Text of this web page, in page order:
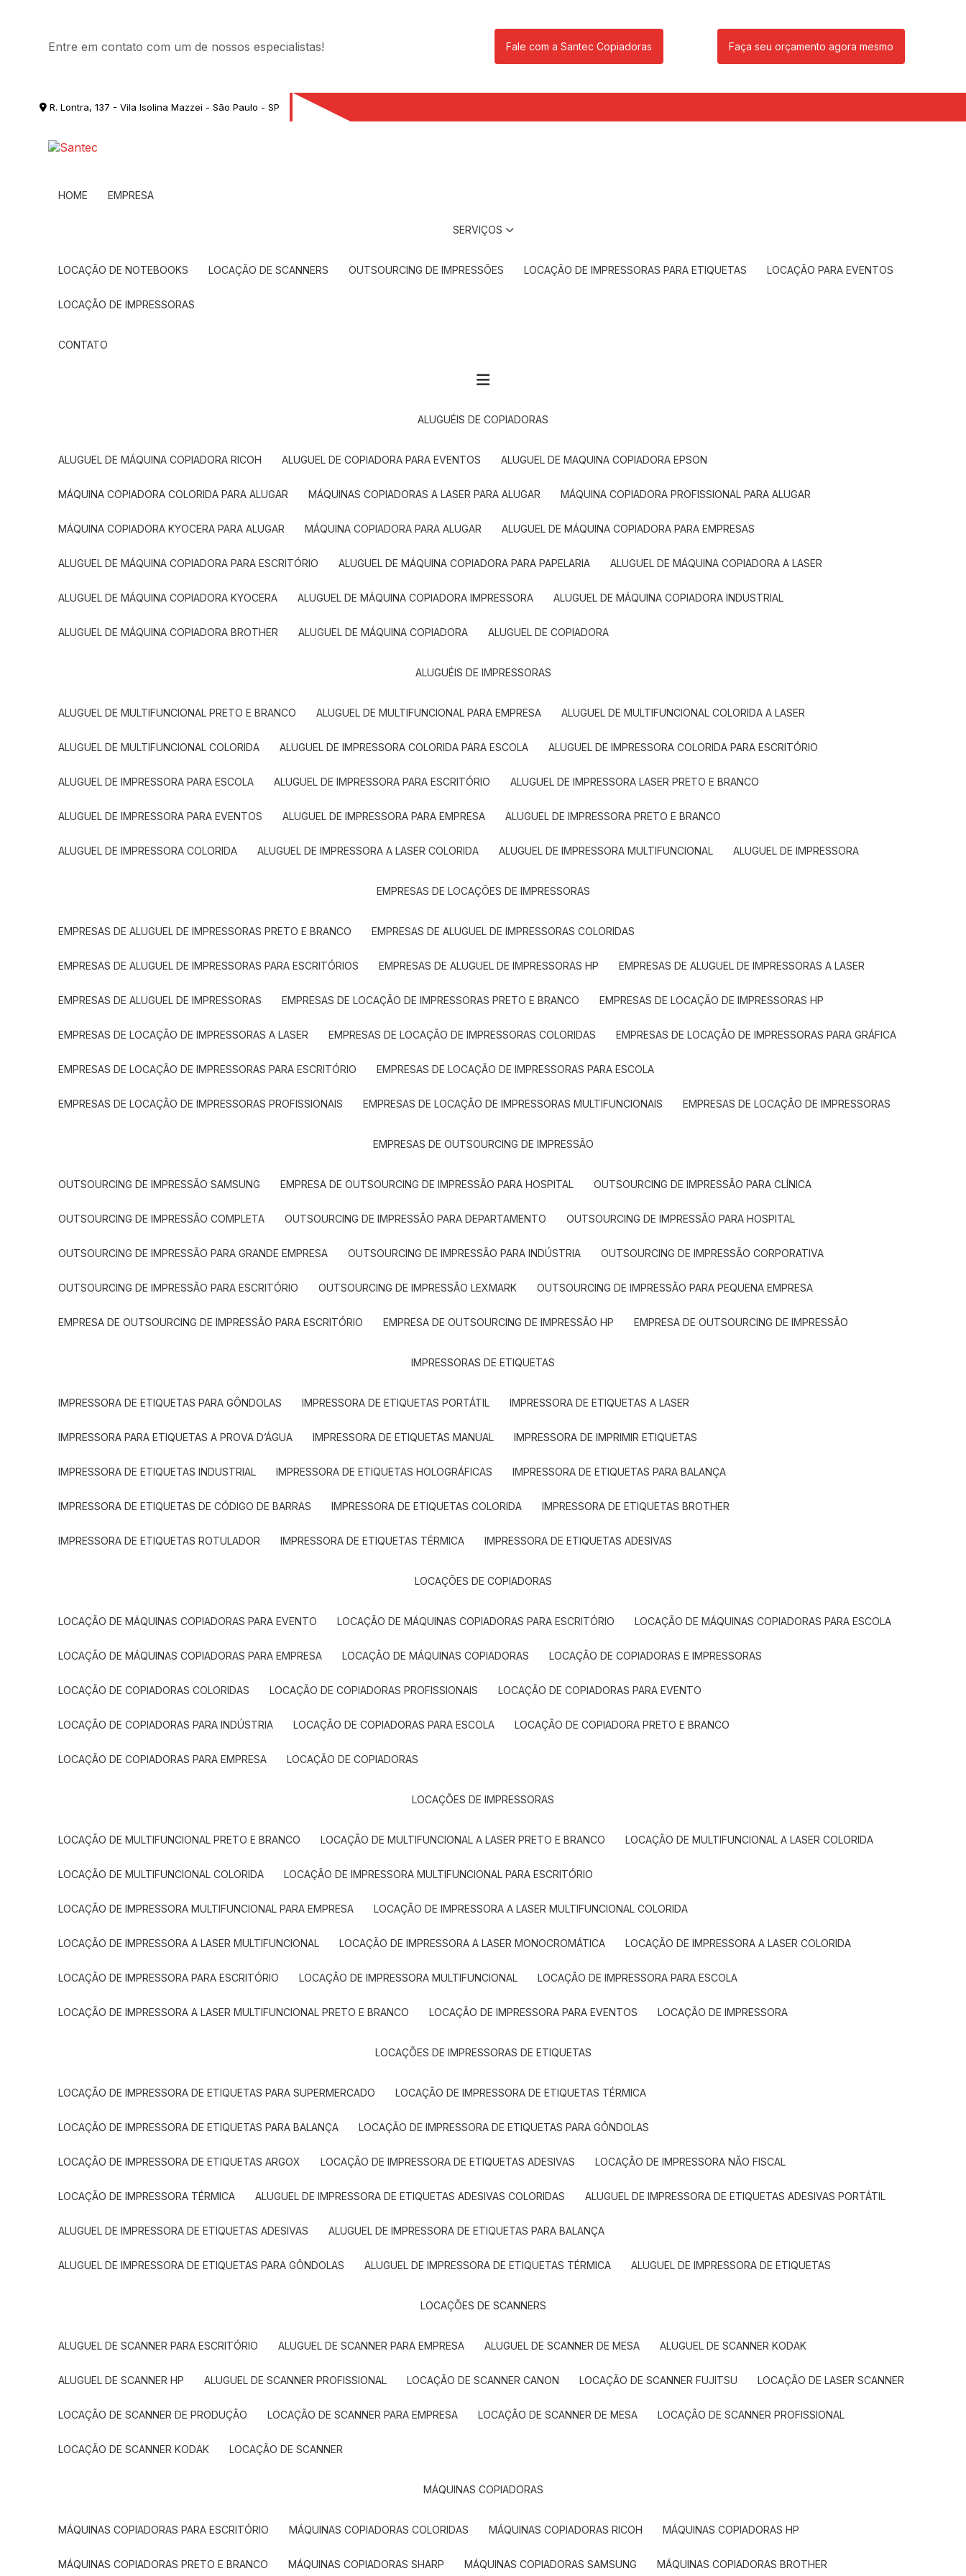
Entre em contato com um de nossos especialistas! Fale com a Santec Copiadoras Faça seu orçamento agora mesmo
R. Lontra, 137 - Vila Isolina Mazzei - São Paulo - SP
HOME EMPRESA
SERVIÇOS
LOCAÇÃO DE NOTEBOOKS LOCAÇÃO DE SCANNERS OUTSOURCING DE IMPRESSÕES LOCAÇÃO DE IMPRESSORAS PARA ETIQUETAS LOCAÇÃO PARA EVENTOS
LOCAÇÃO DE IMPRESSORAS
CONTATO
ALUGUÉIS DE COPIADORAS
ALUGUEL DE MÁQUINA COPIADORA RICOH ALUGUEL DE COPIADORA PARA EVENTOS ALUGUEL DE MAQUINA COPIADORA EPSON
MÁQUINA COPIADORA COLORIDA PARA ALUGAR MÁQUINAS COPIADORAS A LASER PARA ALUGAR MÁQUINA COPIADORA PROFISSIONAL PARA ALUGAR
MÁQUINA COPIADORA KYOCERA PARA ALUGAR MÁQUINA COPIADORA PARA ALUGAR ALUGUEL DE MÁQUINA COPIADORA PARA EMPRESAS
ALUGUEL DE MÁQUINA COPIADORA PARA ESCRITÓRIO ALUGUEL DE MÁQUINA COPIADORA PARA PAPELARIA ALUGUEL DE MÁQUINA COPIADORA A LASER
ALUGUEL DE MÁQUINA COPIADORA KYOCERA ALUGUEL DE MÁQUINA COPIADORA IMPRESSORA ALUGUEL DE MÁQUINA COPIADORA INDUSTRIAL
ALUGUEL DE MÁQUINA COPIADORA BROTHER ALUGUEL DE MÁQUINA COPIADORA ALUGUEL DE COPIADORA
ALUGUÉIS DE IMPRESSORAS
ALUGUEL DE MULTIFUNCIONAL PRETO E BRANCO ALUGUEL DE MULTIFUNCIONAL PARA EMPRESA ALUGUEL DE MULTIFUNCIONAL COLORIDA A LASER
ALUGUEL DE MULTIFUNCIONAL COLORIDA ALUGUEL DE IMPRESSORA COLORIDA PARA ESCOLA ALUGUEL DE IMPRESSORA COLORIDA PARA ESCRITÓRIO
ALUGUEL DE IMPRESSORA PARA ESCOLA ALUGUEL DE IMPRESSORA PARA ESCRITÓRIO ALUGUEL DE IMPRESSORA LASER PRETO E BRANCO
ALUGUEL DE IMPRESSORA PARA EVENTOS ALUGUEL DE IMPRESSORA PARA EMPRESA ALUGUEL DE IMPRESSORA PRETO E BRANCO
ALUGUEL DE IMPRESSORA COLORIDA ALUGUEL DE IMPRESSORA A LASER COLORIDA ALUGUEL DE IMPRESSORA MULTIFUNCIONAL ALUGUEL DE IMPRESSORA
EMPRESAS DE LOCAÇÕES DE IMPRESSORAS
EMPRESAS DE ALUGUEL DE IMPRESSORAS PRETO E BRANCO EMPRESAS DE ALUGUEL DE IMPRESSORAS COLORIDAS
EMPRESAS DE ALUGUEL DE IMPRESSORAS PARA ESCRITÓRIOS EMPRESAS DE ALUGUEL DE IMPRESSORAS HP EMPRESAS DE ALUGUEL DE IMPRESSORAS A LASER
EMPRESAS DE ALUGUEL DE IMPRESSORAS EMPRESAS DE LOCAÇÃO DE IMPRESSORAS PRETO E BRANCO EMPRESAS DE LOCAÇÃO DE IMPRESSORAS HP
EMPRESAS DE LOCAÇÃO DE IMPRESSORAS A LASER EMPRESAS DE LOCAÇÃO DE IMPRESSORAS COLORIDAS EMPRESAS DE LOCAÇÃO DE IMPRESSORAS PARA GRÁFICA
EMPRESAS DE LOCAÇÃO DE IMPRESSORAS PARA ESCRITÓRIO EMPRESAS DE LOCAÇÃO DE IMPRESSORAS PARA ESCOLA
EMPRESAS DE LOCAÇÃO DE IMPRESSORAS PROFISSIONAIS EMPRESAS DE LOCAÇÃO DE IMPRESSORAS MULTIFUNCIONAIS EMPRESAS DE LOCAÇÃO DE IMPRESSORAS
EMPRESAS DE OUTSOURCING DE IMPRESSÃO
OUTSOURCING DE IMPRESSÃO SAMSUNG EMPRESA DE OUTSOURCING DE IMPRESSÃO PARA HOSPITAL OUTSOURCING DE IMPRESSÃO PARA CLÍNICA
OUTSOURCING DE IMPRESSÃO COMPLETA OUTSOURCING DE IMPRESSÃO PARA DEPARTAMENTO OUTSOURCING DE IMPRESSÃO PARA HOSPITAL
OUTSOURCING DE IMPRESSÃO PARA GRANDE EMPRESA OUTSOURCING DE IMPRESSÃO PARA INDÚSTRIA OUTSOURCING DE IMPRESSÃO CORPORATIVA
OUTSOURCING DE IMPRESSÃO PARA ESCRITÓRIO OUTSOURCING DE IMPRESSÃO LEXMARK OUTSOURCING DE IMPRESSÃO PARA PEQUENA EMPRESA
EMPRESA DE OUTSOURCING DE IMPRESSÃO PARA ESCRITÓRIO EMPRESA DE OUTSOURCING DE IMPRESSÃO HP EMPRESA DE OUTSOURCING DE IMPRESSÃO
IMPRESSORAS DE ETIQUETAS
IMPRESSORA DE ETIQUETAS PARA GÔNDOLAS IMPRESSORA DE ETIQUETAS PORTÁTIL IMPRESSORA DE ETIQUETAS A LASER
IMPRESSORA PARA ETIQUETAS A PROVA D’ÁGUA IMPRESSORA DE ETIQUETAS MANUAL IMPRESSORA DE IMPRIMIR ETIQUETAS
IMPRESSORA DE ETIQUETAS INDUSTRIAL IMPRESSORA DE ETIQUETAS HOLOGRÁFICAS IMPRESSORA DE ETIQUETAS PARA BALANÇA
IMPRESSORA DE ETIQUETAS DE CÓDIGO DE BARRAS IMPRESSORA DE ETIQUETAS COLORIDA IMPRESSORA DE ETIQUETAS BROTHER
IMPRESSORA DE ETIQUETAS ROTULADOR IMPRESSORA DE ETIQUETAS TÉRMICA IMPRESSORA DE ETIQUETAS ADESIVAS
LOCAÇÕES DE COPIADORAS
LOCAÇÃO DE MÁQUINAS COPIADORAS PARA EVENTO LOCAÇÃO DE MÁQUINAS COPIADORAS PARA ESCRITÓRIO LOCAÇÃO DE MÁQUINAS COPIADORAS PARA ESCOLA
LOCAÇÃO DE MÁQUINAS COPIADORAS PARA EMPRESA LOCAÇÃO DE MÁQUINAS COPIADORAS LOCAÇÃO DE COPIADORAS E IMPRESSORAS
LOCAÇÃO DE COPIADORAS COLORIDAS LOCAÇÃO DE COPIADORAS PROFISSIONAIS LOCAÇÃO DE COPIADORAS PARA EVENTO
LOCAÇÃO DE COPIADORAS PARA INDÚSTRIA LOCAÇÃO DE COPIADORAS PARA ESCOLA LOCAÇÃO DE COPIADORA PRETO E BRANCO
LOCAÇÃO DE COPIADORAS PARA EMPRESA LOCAÇÃO DE COPIADORAS
LOCAÇÕES DE IMPRESSORAS
LOCAÇÃO DE MULTIFUNCIONAL PRETO E BRANCO LOCAÇÃO DE MULTIFUNCIONAL A LASER PRETO E BRANCO LOCAÇÃO DE MULTIFUNCIONAL A LASER COLORIDA
LOCAÇÃO DE MULTIFUNCIONAL COLORIDA LOCAÇÃO DE IMPRESSORA MULTIFUNCIONAL PARA ESCRITÓRIO
LOCAÇÃO DE IMPRESSORA MULTIFUNCIONAL PARA EMPRESA LOCAÇÃO DE IMPRESSORA A LASER MULTIFUNCIONAL COLORIDA
LOCAÇÃO DE IMPRESSORA A LASER MULTIFUNCIONAL LOCAÇÃO DE IMPRESSORA A LASER MONOCROMÁTICA LOCAÇÃO DE IMPRESSORA A LASER COLORIDA
LOCAÇÃO DE IMPRESSORA PARA ESCRITÓRIO LOCAÇÃO DE IMPRESSORA MULTIFUNCIONAL LOCAÇÃO DE IMPRESSORA PARA ESCOLA
LOCAÇÃO DE IMPRESSORA A LASER MULTIFUNCIONAL PRETO E BRANCO LOCAÇÃO DE IMPRESSORA PARA EVENTOS LOCAÇÃO DE IMPRESSORA
LOCAÇÕES DE IMPRESSORAS DE ETIQUETAS
LOCAÇÃO DE IMPRESSORA DE ETIQUETAS PARA SUPERMERCADO LOCAÇÃO DE IMPRESSORA DE ETIQUETAS TÉRMICA
LOCAÇÃO DE IMPRESSORA DE ETIQUETAS PARA BALANÇA LOCAÇÃO DE IMPRESSORA DE ETIQUETAS PARA GÔNDOLAS
LOCAÇÃO DE IMPRESSORA DE ETIQUETAS ARGOX LOCAÇÃO DE IMPRESSORA DE ETIQUETAS ADESIVAS LOCAÇÃO DE IMPRESSORA NÃO FISCAL
LOCAÇÃO DE IMPRESSORA TÉRMICA ALUGUEL DE IMPRESSORA DE ETIQUETAS ADESIVAS COLORIDAS ALUGUEL DE IMPRESSORA DE ETIQUETAS ADESIVAS PORTÁTIL
ALUGUEL DE IMPRESSORA DE ETIQUETAS ADESIVAS ALUGUEL DE IMPRESSORA DE ETIQUETAS PARA BALANÇA
ALUGUEL DE IMPRESSORA DE ETIQUETAS PARA GÔNDOLAS ALUGUEL DE IMPRESSORA DE ETIQUETAS TÉRMICA ALUGUEL DE IMPRESSORA DE ETIQUETAS
LOCAÇÕES DE SCANNERS
ALUGUEL DE SCANNER PARA ESCRITÓRIO ALUGUEL DE SCANNER PARA EMPRESA ALUGUEL DE SCANNER DE MESA ALUGUEL DE SCANNER KODAK
ALUGUEL DE SCANNER HP ALUGUEL DE SCANNER PROFISSIONAL LOCAÇÃO DE SCANNER CANON LOCAÇÃO DE SCANNER FUJITSU LOCAÇÃO DE LASER SCANNER
LOCAÇÃO DE SCANNER DE PRODUÇÃO LOCAÇÃO DE SCANNER PARA EMPRESA LOCAÇÃO DE SCANNER DE MESA LOCAÇÃO DE SCANNER PROFISSIONAL
LOCAÇÃO DE SCANNER KODAK LOCAÇÃO DE SCANNER
MÁQUINAS COPIADORAS
MÁQUINAS COPIADORAS PARA ESCRITÓRIO MÁQUINAS COPIADORAS COLORIDAS MÁQUINAS COPIADORAS RICOH MÁQUINAS COPIADORAS HP
MÁQUINAS COPIADORAS PRETO E BRANCO MÁQUINAS COPIADORAS SHARP MÁQUINAS COPIADORAS SAMSUNG MÁQUINAS COPIADORAS BROTHER